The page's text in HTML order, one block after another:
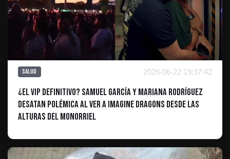
Salud 2026-06-22 19:37:42
¿El VIP definitivo? Samuel García y Mariana Rodríguez
desatan polémica al ver a Imagine Dragons desde las
alturas del Monorriel